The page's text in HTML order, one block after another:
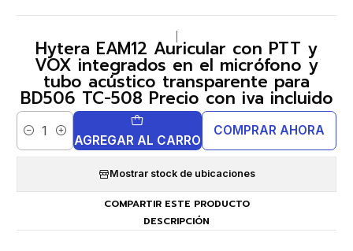
Hytera EAM12 Auricular con PTT y
VOX integrados en el micrófono y
tubo acústico transparente para
BD506 TC-508 Precio con iva incluido
Cantidad AGREGAR AL CARRO
COMPRAR AHORA
Mostrar stock de ubicaciones
COMPARTIR ESTE PRODUCTO
DESCRIPCIÓN